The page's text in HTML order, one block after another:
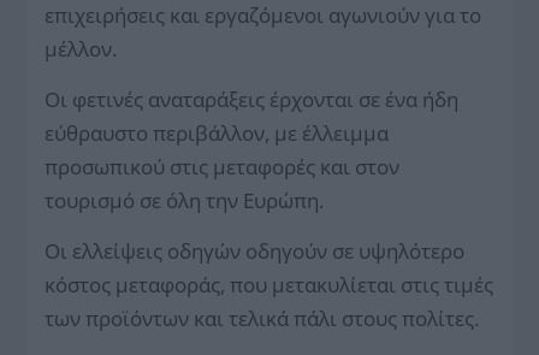
επιχειρήσεις και εργαζόμενοι αγωνιούν για το
μέλλον.
Οι φετινές αναταράξεις έρχονται σε ένα ήδη
εύθραυστο περιβάλλον, με έλλειμμα
προσωπικού στις μεταφορές και στον
τουρισμό σε όλη την Ευρώπη.
Οι ελλείψεις οδηγών οδηγούν σε υψηλότερο
κόστος μεταφοράς, που μετακυλίεται στις τιμές
των προϊόντων και τελικά πάλι στους πολίτες.